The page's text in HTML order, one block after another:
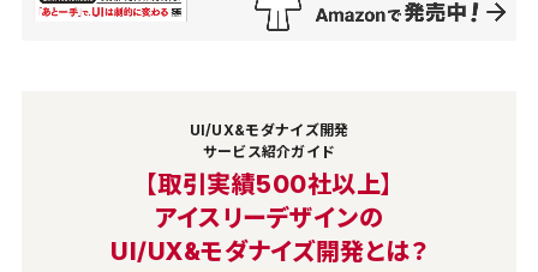
UI/UX&モダナイズ開発
サービス紹介ガイド
【取引実績500社以上】
アイスリーデザインの
UI/UX&モダナイズ開発とは？